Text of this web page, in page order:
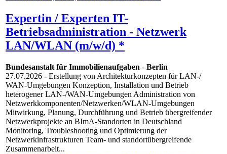
Expertin / Experten IT-
Betriebsadministration - Netzwerk
LAN/WLAN (m/w/d) *
Bundesanstalt für Immobilienaufgaben - Berlin
27.07.2026 - Erstellung von Architekturkonzepten für LAN-/​
WAN-Umgebungen Konzeption, Installation und Betrieb
heterogener LAN-​/​WAN-Umgebungen Administration von
Netzwerkkomponenten/​Netzwerken/​WLAN-Umgebungen
Mitwirkung, Planung, Durchführung und Betrieb übergreifender
Netzwerkprojekte an BImA-Standorten in Deutschland
Monitoring, Troubleshooting und Optimierung der
Netzwerkinfrastrukturen Team- und standortübergreifende
Zusammenarbeit...